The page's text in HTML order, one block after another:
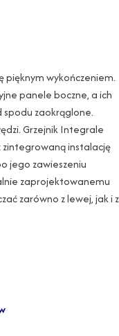
pięknym wykończeniem.
panele boczne, a ich
spodu zaokrąglone.
Grzejnik Integrale
zintegrowaną instalację
jego zawieszeniu
zaprojektowanemu
zarówno z lewej, jak i z